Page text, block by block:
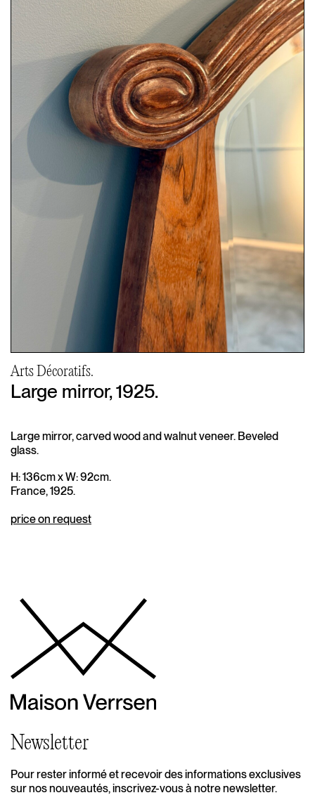
Arts Décoratifs.
Large mirror, 1925.
Large mirror, carved wood and walnut veneer. Beveled
glass.
H: 136cm x W: 92cm.
France, 1925.
price on request
Newsletter
Pour rester informé et recevoir des informations exclusives
sur nos nouveautés, inscrivez-vous à notre newsletter.